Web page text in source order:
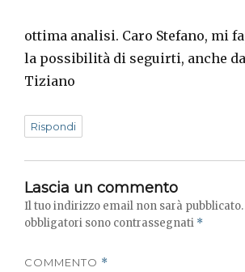
ottima analisi. Caro Stefano, mi
la possibilità di seguirti, anche
Tiziano
Rispondi
Lascia un commento
Il tuo indirizzo email non sarà pubblicato.
obbligatori sono contrassegnati *
COMMENTO *